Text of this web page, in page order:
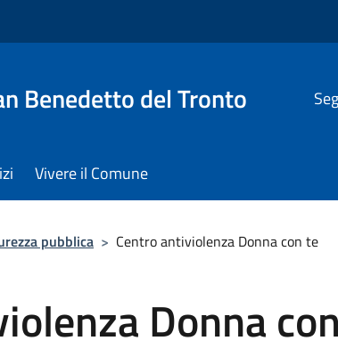
Benedetto del Tronto
Vivere il Comune
pubblica > Centro antiviolenza Donna con te
Donna